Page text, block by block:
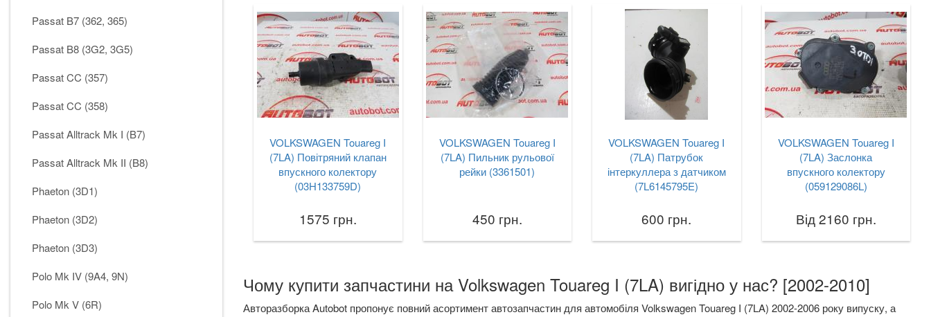
Passat B7 (362, 365)
Passat B8 (3G2, 3G5)
Passat CC (357)
Passat CC (358)
Passat Alltrack Mk I (B7)
Passat Alltrack Mk II (B8)
Phaeton (3D1)
Phaeton (3D2)
Phaeton (3D3)
Polo Mk IV (9A4, 9N)
Polo Mk V (6R)
VOLKSWAGEN Touareg I
(7LA) Повітряний клапан
впускного колектору
(03H133759D)
1575 грн.
VOLKSWAGEN Touareg I
(7LA) Пильник рульової
рейки (3361501)
450 грн.
VOLKSWAGEN Touareg I
(7LA) Патрубок
інтеркуллера з датчиком
(7L6145795E)
600 грн.
VOLKSWAGEN Touareg I
(7LA) Заслонка
впускного колектору
(059129086L)
Від 2160 грн.
Чому купити запчастини на Volkswagen Touareg I (7LA) вигідно у нас? [2002-2010]
Авторазборка Autobot пропонує повний асортимент автозапчастин для автомобіля Volkswagen Touareg I (7LA) 2002-2006 року випуску, а